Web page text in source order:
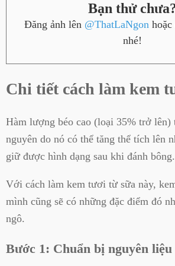
Bạn thử
Đăng ảnh lên @ThatLaNgonhoặc
nhé!
Chi tiết cách làm kem
Hàm lượng béo cao (loại 35% trở
nguyên do nó có thể tăng thể tích lên
giữ được hình dạng sau khi đánh bông.
Với cách làm kem tươi từ sữa này,
mình cũng sẽ có những đặc điểm đó
ngô.
Bước 1: Chuẩn bị nguyên liệu